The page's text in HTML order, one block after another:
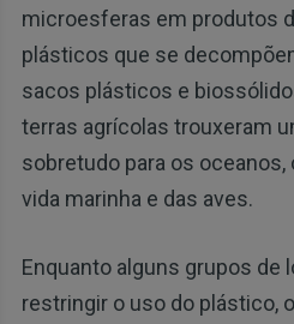
microesferas em produtos
plásticos que se
sacos plásticos e
terras agrícolas trouxeram
sobretudo para os oceanos,
vida marinha e das aves.
Enquanto alguns grupos de
restringir o uso do plástico,